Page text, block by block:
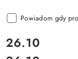
Powiadom gdy
cena:
26.10